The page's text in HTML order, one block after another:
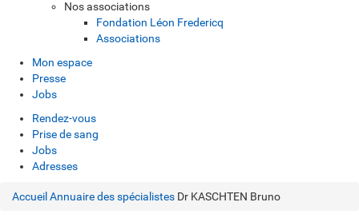
Nos associations
Fondation Léon Fredericq
Associations
Mon espace
Presse
Jobs
Rendez-vous
Prise de sang
Jobs
Adresses
Accueil Annuaire des spécialistes Dr KASCHTEN Bruno